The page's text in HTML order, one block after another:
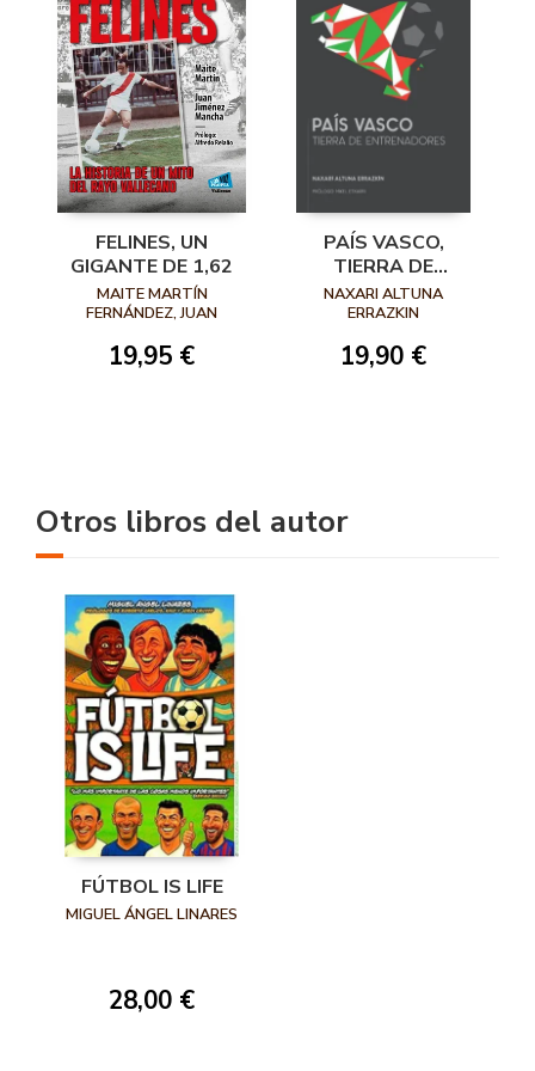
FELINES, UN
GIGANTE DE 1,62
MAITE MARTÍN
FERNÁNDEZ, JUAN
19,95 €
PAÍS VASCO,
TIERRA DE
ENTRENADORES
NAXARI ALTUNA
ERRAZKIN
19,90 €
Otros libros del autor
FÚTBOL IS LIFE
MIGUEL ÁNGEL LINARES
28,00 €